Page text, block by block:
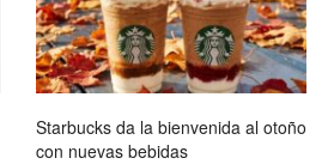
Starbucks da la bienvenida al otoño
con nuevas bebidas